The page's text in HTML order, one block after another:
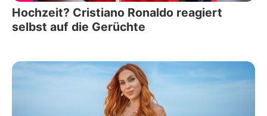
Hochzeit? Cristiano Ronaldo reagiert
selbst auf die Gerüchte